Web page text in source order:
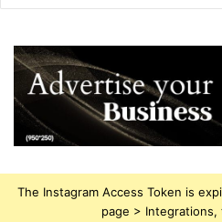
The Instagram Access Token is
page >